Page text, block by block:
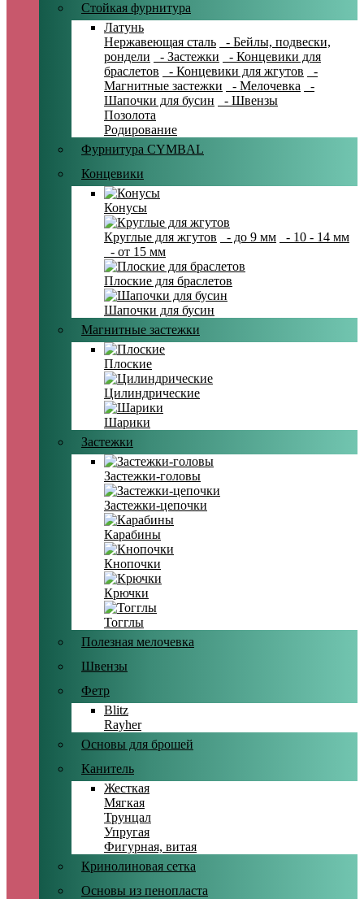
Стойкая фурнитура
Латунь
Нержавеющая сталь
- Бейлы, подвески,
рондели
- Застежки
- Концевики для
браслетов
- Концевики для жгутов
-
Магнитные застежки
- Мелочевка
-
Шапочки для бусин
- Швензы
Позолота
Родирование
Фурнитура CYMBAL
Концевики
Конусы
Круглые для жгутов - до 9 мм
- 10 - 14 мм
- от 15 мм
Плоские для браслетов
Шапочки для бусин
Магнитные застежки
Плоские
Цилиндрические
Шарики
Застежки
Застежки-головы
Застежки-цепочки
Карабины
Кнопочки
Крючки
Тогглы
Полезная мелочевка
Швензы
Фетр
Blitz
Rayher
Основы для брошей
Канитель
Жесткая
Мягкая
Трунцал
Упругая
Фигурная, витая
Кринолиновая сетка
Основы из пенопласта